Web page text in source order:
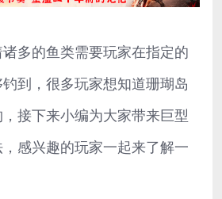
多的鱼类需要玩家在指定的
到，很多玩家想知道珊瑚岛
接下来小编为大家带来巨型
感兴趣的玩家一起来了解一